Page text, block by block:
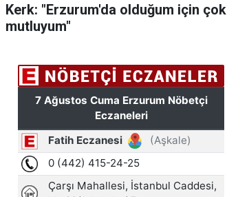
Kerk: "Erzurum'da olduğum için çok
mutluyum"